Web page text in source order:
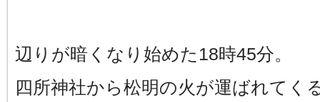
辺りが暗くなり始めた18時45分。
四所神社から松明の火が運ばれてく